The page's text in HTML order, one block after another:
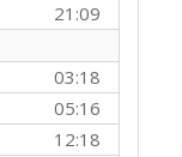
21:09
03:18
05:16
12:18